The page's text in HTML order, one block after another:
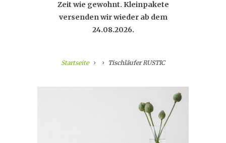
Zeit wie gewohnt. Kleinpakete
versenden wir wieder ab dem
24.08.2026.
Startseite Tischläufer RUSTIC